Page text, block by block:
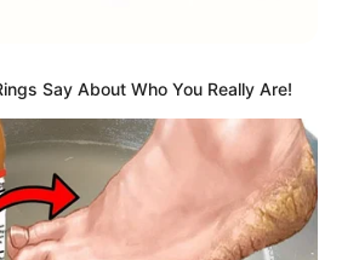
Say About Who You Really Are!